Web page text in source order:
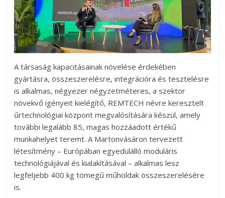
A társaság kapacitásainak növelése érdekében
gyártásra, összeszerelésre, integrációra és tesztelésre
is alkalmas, négyezer négyzetméteres, a szektor
növekvő igényeit kielégítő, REMTECH névre keresztelt
űrtechnológiai központ megvalósítására készül, amely
további legalább 85, magas hozzáadott értékű
munkahelyet teremt. A Martonvásáron tervezett
létesítmény – Európában egyedülálló moduláris
technológiájával és kialakításával – alkalmas lesz
legfeljebb 400 kg tömegű műholdak összeszerelésére
is.